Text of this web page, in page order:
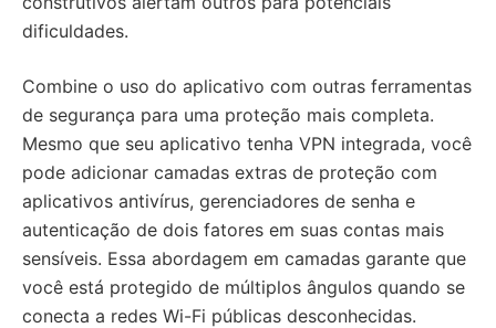
dificuldades.
Combine o uso do aplicativo com outras ferramentas
de segurança para uma proteção mais completa.
Mesmo que seu aplicativo tenha VPN integrada, você
pode adicionar camadas extras de proteção com
aplicativos antivírus, gerenciadores de senha e
autenticação de dois fatores em suas contas mais
sensíveis. Essa abordagem em camadas garante que
você está protegido de múltiplos ângulos quando se
conecta a redes Wi-Fi públicas desconhecidas.